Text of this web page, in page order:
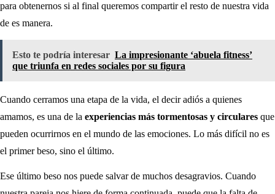
para obtenernos si al final queremos compartir el resto de nuestra vida
de es manera.
Esto te podría interesar La impresionante ‘abuela fitness’
que triunfa en redes sociales por su figura
Cuando cerramos una etapa de la vida, el decir adiós a quienes
amamos, es una de la experiencias más tormentosas y circulares que
pueden ocurrirnos en el mundo de las emociones. Lo más difícil no es
el primer beso, sino el último.
Ese último beso nos puede salvar de muchos desagravios. Cuando